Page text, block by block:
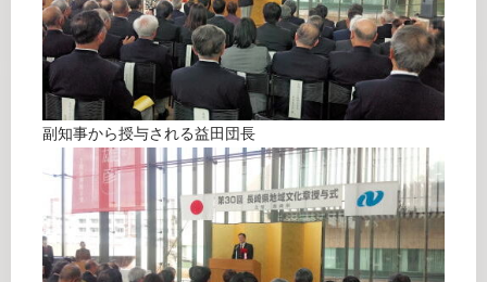
副知事から授与される益田団長